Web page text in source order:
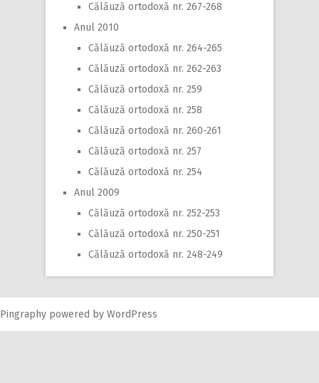
Călăuză ortodoxă nr. 267-268
Anul 2010
Călăuză ortodoxă nr. 264-265
Călăuză ortodoxă nr. 262-263
Călăuză ortodoxă nr. 259
Călăuză ortodoxă nr. 258
Călăuză ortodoxă nr. 260-261
Călăuză ortodoxă nr. 257
Călăuză ortodoxă nr. 254
Anul 2009
Călăuză ortodoxă nr. 252-253
Călăuză ortodoxă nr. 250-251
Călăuză ortodoxă nr. 248-249
Pingraphy powered by WordPress